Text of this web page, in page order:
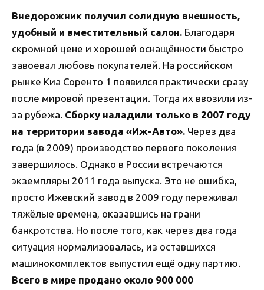
Внедорожник получил солидную внешность,
удобный и вместительный салон. Благодаря
скромной цене и хорошей оснащённости быстро
завоевал любовь покупателей. На российском
рынке Киа Соренто 1 появился практически сразу
после мировой презентации. Тогда их ввозили из-
за рубежа. Сборку наладили только в 2007 году
на территории завода «Иж-Авто». Через два
года (в 2009) производство первого поколения
завершилось. Однако в России встречаются
экземпляры 2011 года выпуска. Это не ошибка,
просто Ижевский завод в 2009 году переживал
тяжёлые времена, оказавшись на грани
банкротства. Но после того, как через два года
ситуация нормализовалась, из оставшихся
машинокомплектов выпустил ещё одну партию.
Всего в мире продано около 900 000